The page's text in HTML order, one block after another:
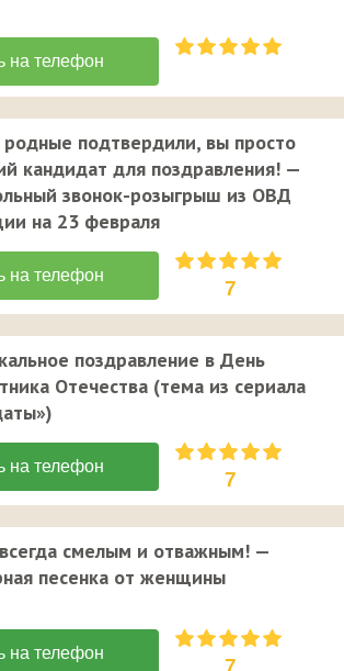
подтвердили, вы просто
кандидат для поздравления! —
звонок-розыгрыш из ОВД
на 23 февраля
7
поздравление в День
Отечества (тема из сериала
7
смелым и отважным! —
песенка от женщины
7